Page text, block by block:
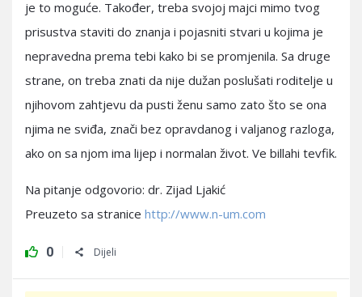
je to moguće. Također, treba svojoj majci mimo tvog
prisustva staviti do znanja i pojasniti stvari u kojima je
nepravedna prema tebi kako bi se promjenila. Sa druge
strane, on treba znati da nije dužan poslušati roditelje u
njihovom zahtjevu da pusti ženu samo zato što se ona
njima ne sviđa, znači bez opravdanog i valjanog razloga,
ako on sa njom ima lijep i normalan život. Ve billahi tevfik.
Na pitanje odgovorio: dr. Zijad Ljakić
Preuzeto sa stranice http://www.n-um.com
0 Dijeli